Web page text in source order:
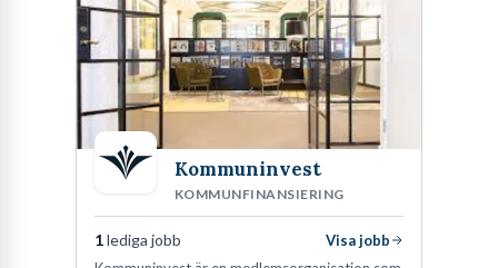
Kommuninvest
KOMMUNFINANSIERING
1lediga jobb
Visa jobb